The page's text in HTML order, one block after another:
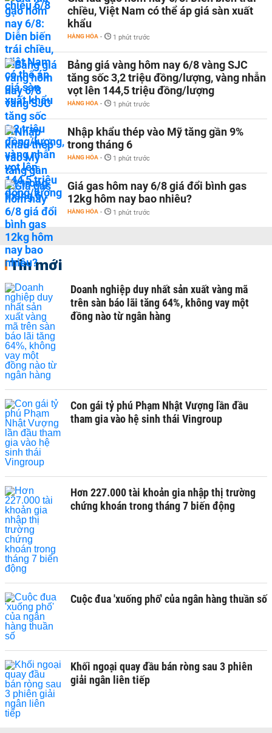
chiều, Việt Nam có thể áp giá sàn xuất
khẩu
HÀNG HÓA - 1 phút trước
Bảng giá vàng hôm nay 6/8 vàng SJC
tăng sốc 3,2 triệu đồng/lượng, vàng nhẫn
vọt lên 144,5 triệu đồng/lượng
HÀNG HÓA - 1 phút trước
Nhập khẩu thép vào Mỹ tăng gần 9%
trong tháng 6
HÀNG HÓA - 1 phút trước
Giá gas hôm nay 6/8 giá đổi bình gas
12kg hôm nay bao nhiêu?
HÀNG HÓA - 1 phút trước
Tin mới
Doanh nghiệp duy nhất sản xuất vàng mã
trên sàn báo lãi tăng 64%, không vay một
đồng nào từ ngân hàng
Con gái tỷ phú Phạm Nhật Vượng lần đầu
tham gia vào hệ sinh thái Vingroup
Hơn 227.000 tài khoản gia nhập thị trường
chứng khoán trong tháng 7 biến động
Cuộc đua 'xuống phố' của ngân hàng thuần số
Khối ngoại quay đầu bán ròng sau 3 phiên
giải ngân liên tiếp